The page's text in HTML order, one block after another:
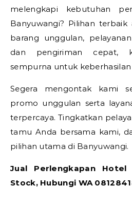
melengkapi kebutuhan
Banyuwangi? Pilihan
barang unggulan,
dan pengiriman cepat,
sempurna untuk keberhasilan
Segera mengontak kami
promo unggulan serta
terpercaya. Tingkatkan
tamu Anda bersama kami,
pilihan utama di Banyuwangi.
Jual Perlengkapan Hotel
Stock, Hubungi WA